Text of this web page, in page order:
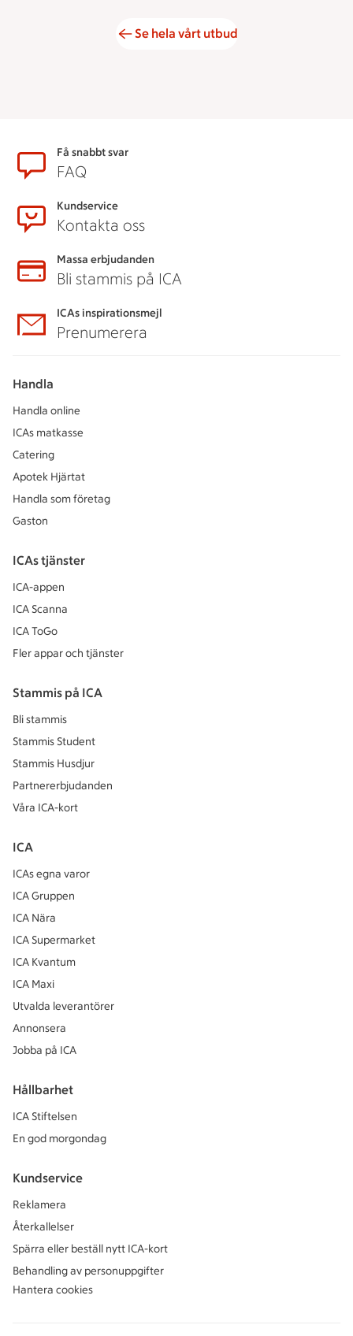
Se hela vårt utbud
SidfotFå snabbt svar
FAQ
Kundservice
Kontakta oss
Massa erbjudanden
Bli stammis på ICA
ICAs inspirationsmejl
Prenumerera
Handla
Handla online
ICAs matkasse
Catering
Apotek Hjärtat
Handla som företag
Gaston
ICAs tjänster
ICA-appen
ICA Scanna
ICA ToGo
Fler appar och tjänster
Stammis på ICA
Bli stammis
Stammis Student
Stammis Husdjur
Partnererbjudanden
Våra ICA-kort
ICA
ICAs egna varor
ICA Gruppen
ICA Nära
ICA Supermarket
ICA Kvantum
ICA Maxi
Utvalda leverantörer
Annonsera
Jobba på ICA
Hållbarhet
ICA Stiftelsen
En god morgondag
Kundservice
Reklamera
Återkallelser
Spärra eller beställ nytt ICA-kort
Behandling av personuppgifter
Hantera cookies